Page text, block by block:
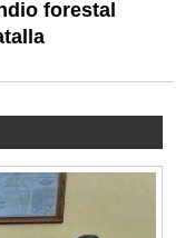
forestal